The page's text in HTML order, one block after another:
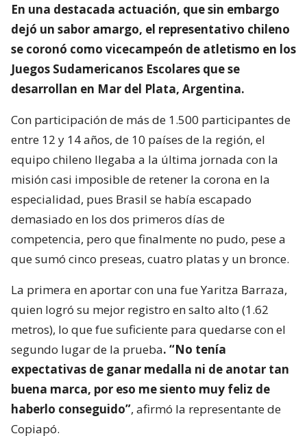
En una destacada actuación, que sin embargo
dejó un sabor amargo, el representativo chileno
se coronó como vicecampeón de atletismo en los
Juegos Sudamericanos Escolares que se
desarrollan en Mar del Plata, Argentina.
Con participación de más de 1.500 participantes de
entre 12 y 14 años, de 10 países de la región, el
equipo chileno llegaba a la última jornada con la
misión casi imposible de retener la corona en la
especialidad, pues Brasil se había escapado
demasiado en los dos primeros días de
competencia, pero que finalmente no pudo, pese a
que sumó cinco preseas, cuatro platas y un bronce.
La primera en aportar con una fue Yaritza Barraza,
quien logró su mejor registro en salto alto (1.62
metros), lo que fue suficiente para quedarse con el
segundo lugar de la prueba. “No tenía
expectativas de ganar medalla ni de anotar tan
buena marca, por eso me siento muy feliz de
haberlo conseguido”, afirmó la representante de
Copiapó.